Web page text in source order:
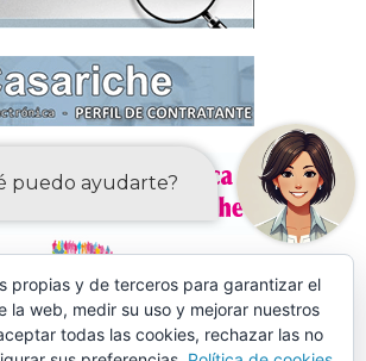
propias y de terceros para garantizar el
la web, medir su uso y mejorar nuestros
todas las cookies, rechazar las no